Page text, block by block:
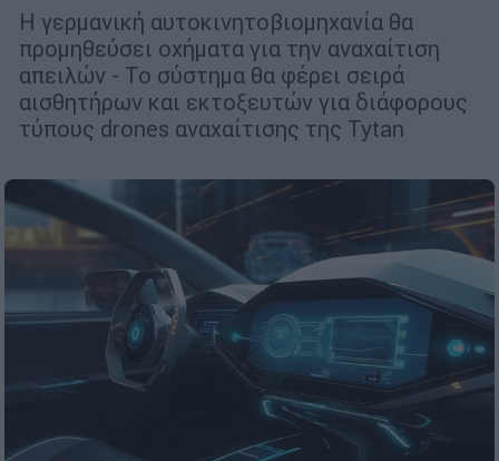
Η γερμανική αυτοκινητοβιομηχανία θα
προμηθεύσει οχήματα για την αναχαίτιση
απειλών - Το σύστημα θα φέρει σειρά
αισθητήρων και εκτοξευτών για διάφορους
τύπους drones αναχαίτισης της Tytan